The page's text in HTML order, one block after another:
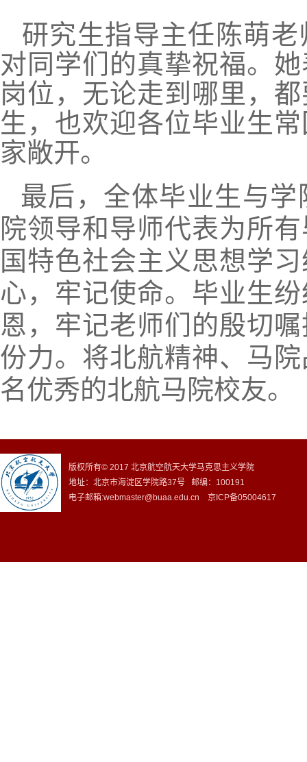
研究生指导主任陈萌
对同学们的真挚祝福。
岗位，无论走到哪里，
生，也欢迎各位毕业生
家敞开。
最后，全体毕业生与
院领导和导师代表为所
国特色社会主义思想学
心，牢记使命。毕业生
恩，牢记老师们的殷切
份力。将北航精神、马
名优秀的北航马院校友。
版权所有© 2017 北京航空航天大学马克思主义学院
地址：北京市海淀区学院路37号 邮编：100191
电子邮箱:webmaster@buaa.edu.cn 京ICP备05004617